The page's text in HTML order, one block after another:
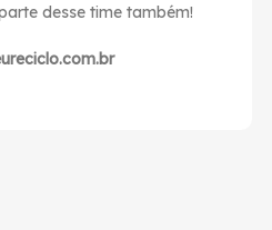
desse time também!